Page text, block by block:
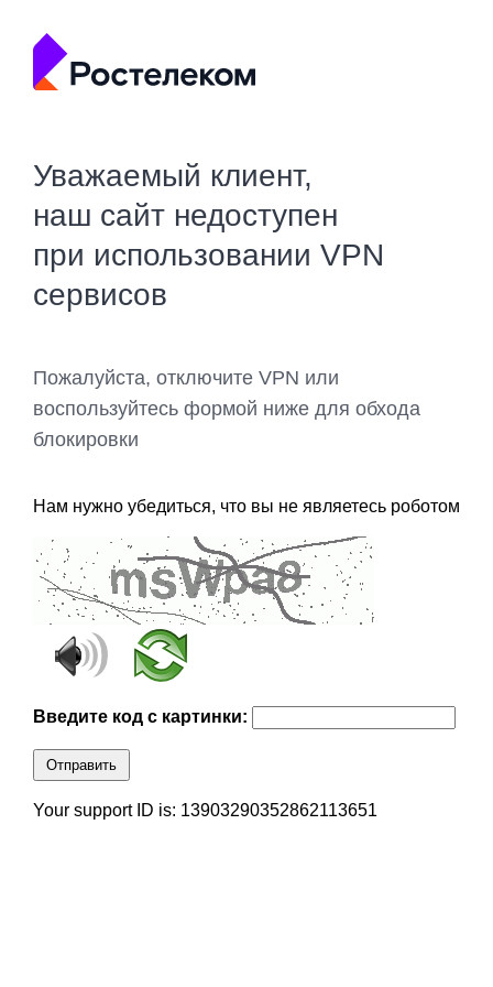
Уважаемый клиент,
наш сайт недоступен
при использовании VPN
сервисов
Пожалуйста, отключите VPN или
воспользуйтесь формой ниже для обхода
блокировки
Нам нужно убедиться, что вы не являетесь роботом
Введите код с картинки:
Отправить
Your support ID is: 13903290352862113651